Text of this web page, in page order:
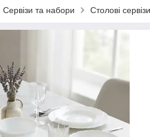
Сервізи та набори Столові сервізи